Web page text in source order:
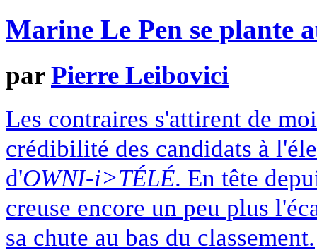
Marine Le Pen se plante
parPierre Leibovici
Les contraires s'attirent de
crédibilité des candidats à
d'OWNI-i>TÉLÉ. En tête
creuse encore un peu plus
sa chute au bas du classement.